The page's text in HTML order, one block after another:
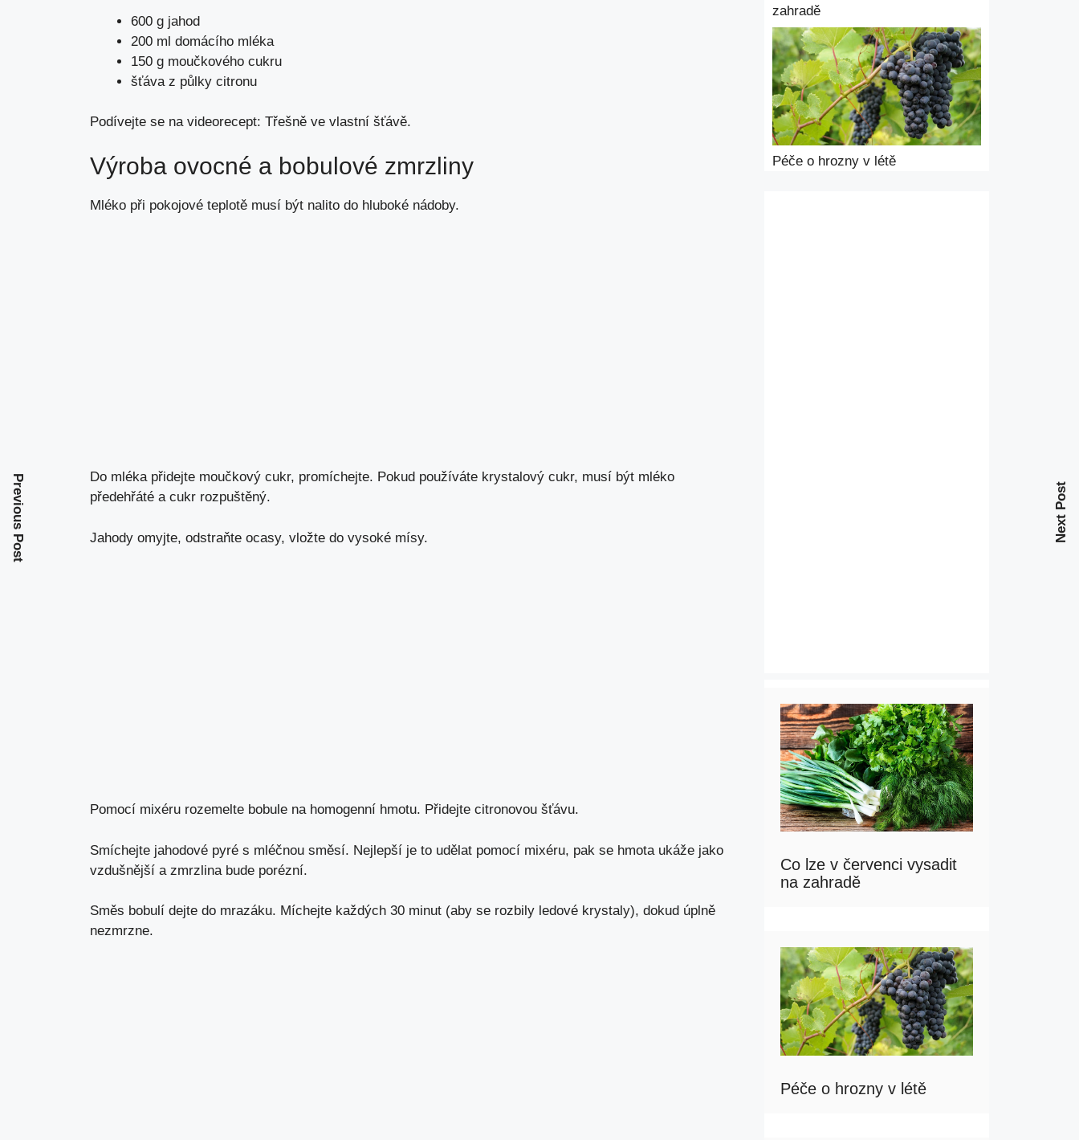
600 g jahod
200 ml domácího mléka
150 g moučkového cukru
šťáva z půlky citronu
Podívejte se na videorecept: Třešně ve vlastní šťávě.
Výroba ovocné a bobulové zmrzliny
Mléko při pokojové teplotě musí být nalito do hluboké nádoby.
Do mléka přidejte moučkový cukr, promíchejte. Pokud používáte krystalový cukr, musí být mléko
předehřáté a cukr rozpuštěný.
Jahody omyjte, odstraňte ocasy, vložte do vysoké mísy.
Pomocí mixéru rozemelte bobule na homogenní hmotu. Přidejte citronovou šťávu.
Smíchejte jahodové pyré s mléčnou směsí. Nejlepší je to udělat pomocí mixéru, pak se hmota ukáže jako
vzdušnější a zmrzlina bude porézní.
Směs bobulí dejte do mrazáku. Míchejte každých 30 minut (aby se rozbily ledové krystaly), dokud úplně
nezmrzne.
Previous Post Next Post
zahradě
Péče o hrozny v létě
Co lze v červenci vysadit
na zahradě
Péče o hrozny v létě